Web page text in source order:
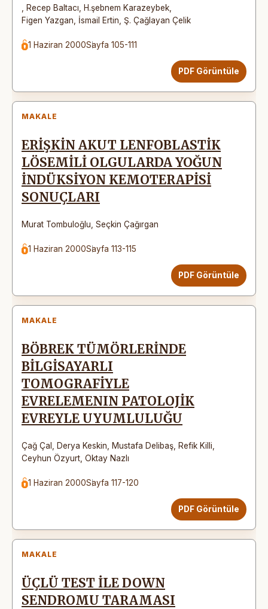
Recep Baltacı H.şebnem Karazeybek
Figen Yazgan
İsmail Ertin Ş. Çağlayan Çelik
1 Haziran 2000Sayfa 105-111
PDF Görüntüle
MAKALE
ERİŞKİN AKUT LENFOBLASTİK
LÖSEMİLİ OLGULARDA YOĞUN
İNDÜKSİYON KEMOTERAPİSİ
SONUÇLARI
Murat Tombuloğlu Seçkin Çağırgan
1 Haziran 2000Sayfa 113-115
PDF Görüntüle
MAKALE
BÖBREK TÜMÖRLERİNDE
BİLGİSAYARLI
TOMOGRAFİYLE
EVRELEMENIN PATOLOJİK
EVREYLE UYUMLULUĞU
Çağ Çal Derya Keskin Mustafa Delibaş Refik Killi
Ceyhun Özyurt Oktay Nazlı
1 Haziran 2000Sayfa 117-120
PDF Görüntüle
MAKALE
ÜÇLÜ TEST İLE DOWN
SENDROMU TARAMASI